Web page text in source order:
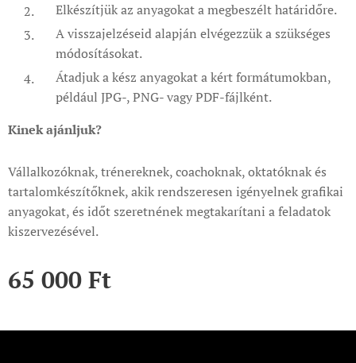
Elkészítjük az anyagokat a megbeszélt határidőre.
A visszajelzéseid alapján elvégezzük a szükséges
módosításokat.
Átadjuk a kész anyagokat a kért formátumokban,
például JPG-, PNG- vagy PDF-fájlként.
Kinek ajánljuk?
Vállalkozóknak, trénereknek, coachoknak, oktatóknak és
tartalomkészítőknek, akik rendszeresen igényelnek grafikai
anyagokat, és időt szeretnének megtakarítani a feladatok
kiszervezésével.
65 000 Ft